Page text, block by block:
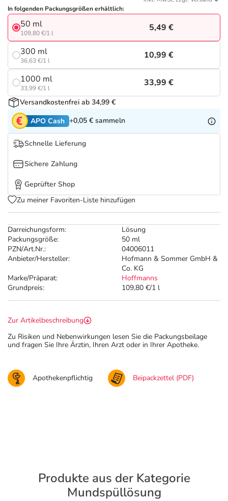
Tierapotheke
Vitamine & Mineralstoffe
Marken
Salus Deals
Darreichungsform:
Lösung
Packungsgröße:
50 ml
PZN/Art.Nr.:
04006011
Anbieter/Hersteller:
Hofmann & Sommer GmbH &
Co. KG
Marke/Präparat:
Hoffmanns
Grundpreis:
109,80 €/1 l
In folgenden Packungsgrößen erhältlich:
50 ml
109,80 €/1 l
5,49 €
300 ml
36,63 €/1 l
10,99 €
1000 ml
33,99 €/1 l
33,99 €
Versandkostenfrei ab 34,99 €
APO Cash +0,05 € sammeln
Schnelle Lieferung
Sichere Zahlung
Geprüfter Shop
Zu meiner Favoriten-Liste hinzufügen
Zur Artikelbeschreibung
Zu Risiken und Nebenwirkungen lesen Sie die Packungsbeilage
und fragen Sie Ihre Ärztin, Ihren Arzt oder in Ihrer Apotheke.
Apothekenpflichtig Beipackzettel (PDF)
Produkte aus der Kategorie
Mundspüllösung